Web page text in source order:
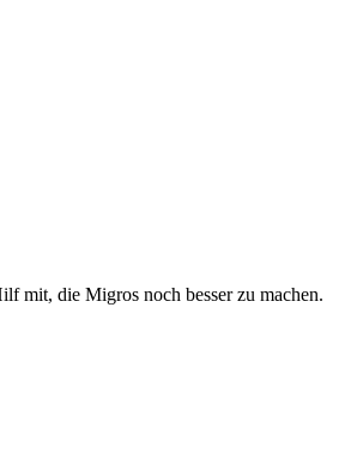
mit, die Migros noch besser zu machen.